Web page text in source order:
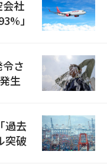
会社
」
さ
生
過去
突破